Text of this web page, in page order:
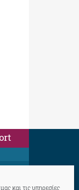
και τις υπηρεσίες